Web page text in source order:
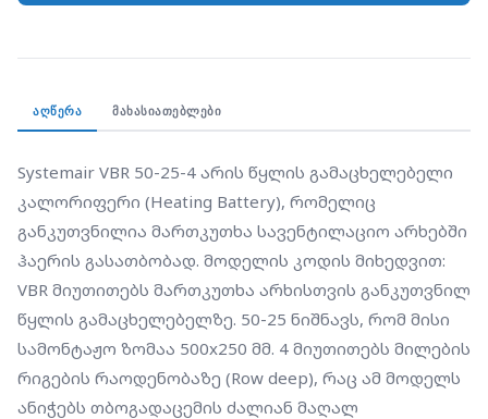
გამაცხელებელი ელემენტი შედგება სპილენძის
მილებისა და ალუმინის ფირფიტებისგან. ის
იდეალურია იმ სისტემებისთვის, სადაც საჭიროა
ჰაერის მნიშვნელოვანი გათბობა შეზღუდულ
სივრცეში.
ᲐᲦᲬᲔᲠᲐ ᲛᲐᲮᲐᲡᲘᲐᲗᲔᲑᲚᲔᲑᲘ
Systemair VBR 50-25-4 არის წყლის გამაცხელებელი
კალორიფერი (Heating Battery), რომელიც
განკუთვნილია მართკუთხა სავენტილაციო არხებში
ჰაერის გასათბობად. მოდელის კოდის მიხედვით:
VBR მიუთითებს მართკუთხა არხისთვის განკუთვნილ
წყლის გამაცხელებელზე. 50-25 ნიშნავს, რომ მისი
სამონტაჟო ზომაა 500x250 მმ. 4 მიუთითებს მილების
რიგების რაოდენობაზე (Row deep), რაც ამ მოდელს
ანიჭებს თბოგადაცემის ძალიან მაღალ